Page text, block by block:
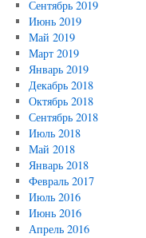
Сентябрь 2019
Июнь 2019
Май 2019
Март 2019
Январь 2019
Декабрь 2018
Октябрь 2018
Сентябрь 2018
Июль 2018
Май 2018
Январь 2018
Февраль 2017
Июль 2016
Июнь 2016
Апрель 2016